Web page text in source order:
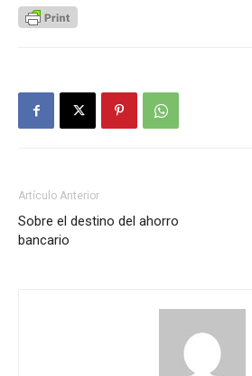
Artículo Anterior
Sobre el destino del ahorro
bancario